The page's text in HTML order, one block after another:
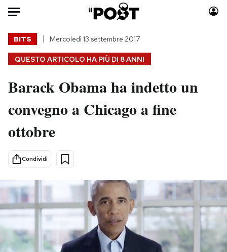
Auto
HOME
Italia
Politica
Tecnologia
Scienza
Economia
Sport
Moda
Consumismi
Altrecose
Mondiali calcio 2026
PODCAST
QUESTO ARTICOLO HA PIÙ DI 8 ANNI
BITS Mercoledì 13 settembre 2017
Barack Obama ha indetto un
convegno a Chicago a fine
ottobre
Condividi